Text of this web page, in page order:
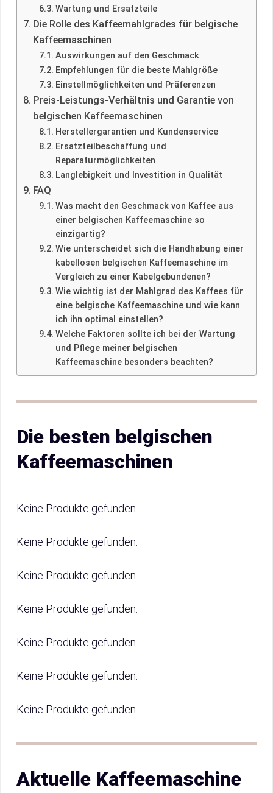
Wartung und Ersatzteile
Die Rolle des Kaffeemahlgrades für belgische
Kaffeemaschinen
Auswirkungen auf den Geschmack
Empfehlungen für die beste Mahlgröße
Einstellmöglichkeiten und Präferenzen
Preis-Leistungs-Verhältnis und Garantie von
belgischen Kaffeemaschinen
Herstellergarantien und Kundenservice
Ersatzteilbeschaffung und
Reparaturmöglichkeiten
Langlebigkeit und Investition in Qualität
FAQ
Was macht den Geschmack von Kaffee aus
einer belgischen Kaffeemaschine so
einzigartig?
Wie unterscheidet sich die Handhabung einer
kabellosen belgischen Kaffeemaschine im
Vergleich zu einer Kabelgebundenen?
Wie wichtig ist der Mahlgrad des Kaffees für
eine belgische Kaffeemaschine und wie kann
ich ihn optimal einstellen?
Welche Faktoren sollte ich bei der Wartung
und Pflege meiner belgischen
Kaffeemaschine besonders beachten?
Die besten belgischen
Kaffeemaschinen
Keine Produkte gefunden.
Keine Produkte gefunden.
Keine Produkte gefunden.
Keine Produkte gefunden.
Keine Produkte gefunden.
Keine Produkte gefunden.
Keine Produkte gefunden.
Aktuelle Kaffeemaschine